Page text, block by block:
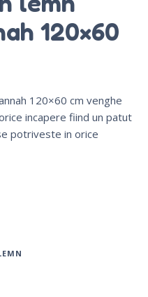
120×60
120×60 cm venghe
incapere fiind un patut
potriveste in orice